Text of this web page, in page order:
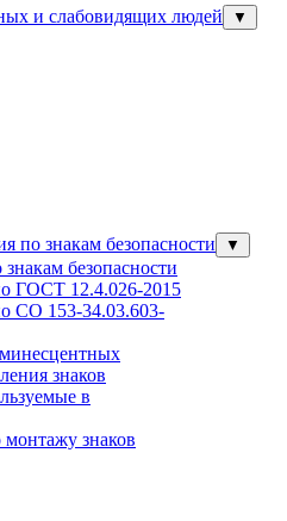
и слабовидящих людей ▼
по знакам безопасности ▼
безопасности
ГОСТ 12.4.026-2015
СО 153-34.03.603-
знаков
в
знаков